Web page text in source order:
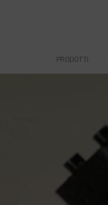
PRODOTTI